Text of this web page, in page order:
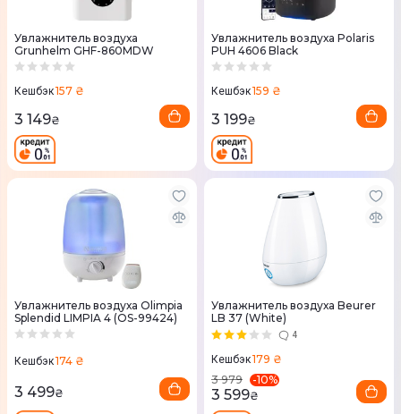
Увлажнитель воздуха
Grunhelm GHF-860MDW
Кешбэк157 ₴
3 149₴
Увлажнитель воздуха Polaris
PUH 4606 Black
Кешбэк159 ₴
3 199₴
Увлажнитель воздуха Olimpia
Splendid LIMPIA 4 (OS-99424)
Кешбэк174 ₴
3 499₴
Увлажнитель воздуха Beurer
LB 37 (White)
4
Кешбэк179 ₴
3 979
-10%
3 599₴